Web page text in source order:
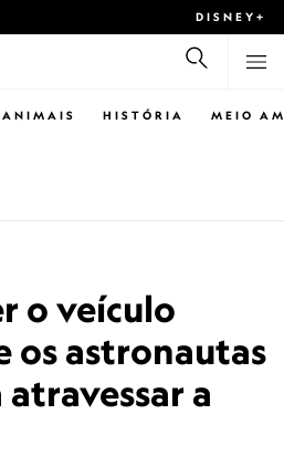
DISNEY+
ANIMAIS HISTÓRIA MEIO
o veículo
os astronautas
a